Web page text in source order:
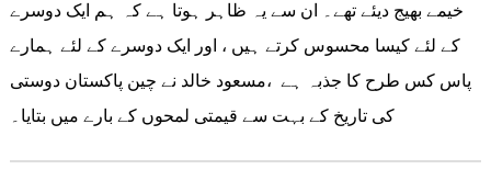
خیمے بھیج دیئے تھے۔ ان سے یہ ظاہر ہوتا ہے کہ ہم ایک دوسرے
کے لئے کیسا محسوس کرتے ہیں ، اور ایک دوسرے کے لئے ہمارے
پاس کس طرح کا جذبہ ہے ،مسعود خالد نے چین پاکستان دوستی
کی تاریخ کے بہت سے قیمتی لمحوں کے بارے میں بتایا۔